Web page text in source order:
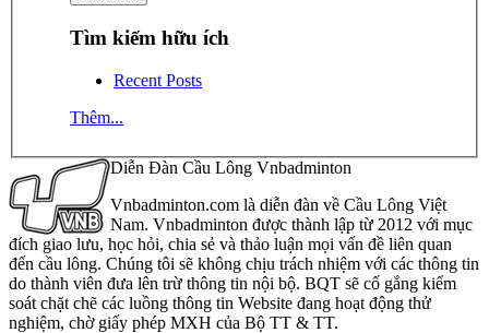
Tìm kiếm hữu ích
Recent Posts
Thêm...
Diễn Đàn Cầu Lông Vnbadminton
Vnbadminton.com là diễn đàn về Cầu Lông Việt
Nam. Vnbadminton được thành lập từ 2012 với mục
đích giao lưu, học hỏi, chia sẻ và thảo luận mọi vấn đề liên quan
đến cầu lông. Chúng tôi sẽ không chịu trách nhiệm với các thông tin
do thành viên đưa lên trừ thông tin nội bộ. BQT sẽ cố gắng kiểm
soát chặt chẽ các luồng thông tin Website đang hoạt động thử
nghiệm, chờ giấy phép MXH của Bộ TT & TT.